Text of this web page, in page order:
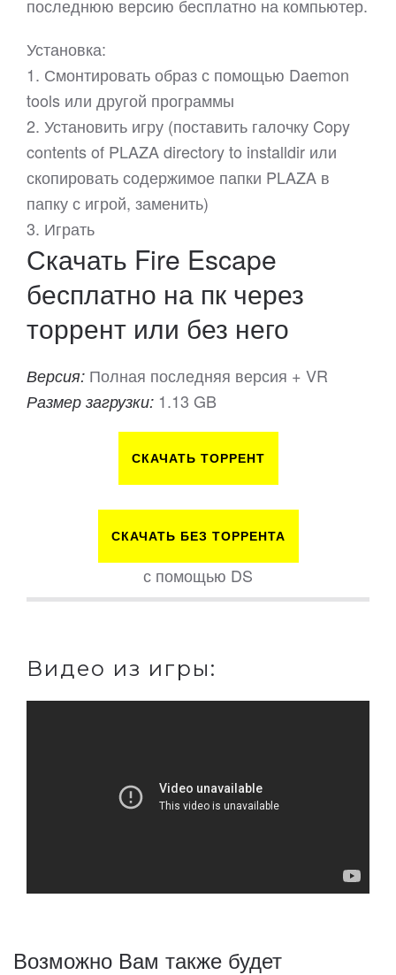
последнюю версию бесплатно на компьютер.
Установка:
1. Смонтировать образ с помощью Daemon
tools или другой программы
2. Установить игру (поставить галочку Copy
contents of PLAZA directory to installdir или
скопировать содержимое папки PLAZA в
папку с игрой, заменить)
3. Играть
Скачать Fire Escape
бесплатно на пк через
торрент или без него
Версия: Полная последняя версия + VR
Размер загрузки: 1.13 GB
СКАЧАТЬ ТОРРЕНТ
СКАЧАТЬ БЕЗ ТОРРЕНТА
с помощью DS
Видео из игры:
Возможно Вам также будет